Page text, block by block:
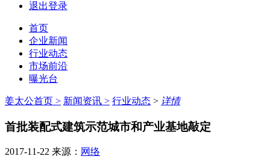
退出登录
首页
企业新闻
行业动态
市场前沿
曝光台
姜太公首页 > 新闻资讯 > 行业动态 > 详情
首批装配式建筑示范城市和产业基地敲定
2017-11-22 来源： 网络